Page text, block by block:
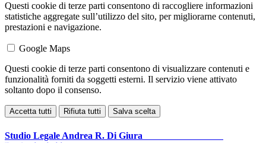
Questi cookie di terze parti consentono di raccogliere informazioni
statistiche aggregate sull’utilizzo del sito, per migliorarne contenuti,
prestazioni e navigazione.
Google Maps
Questi cookie di terze parti consentono di visualizzare contenuti e
funzionalità forniti da soggetti esterni. Il servizio viene attivato
soltanto dopo il consenso.
Accetta tutti Rifiuta tutti Salva scelta
Studio Legale Andrea R. Di Giura